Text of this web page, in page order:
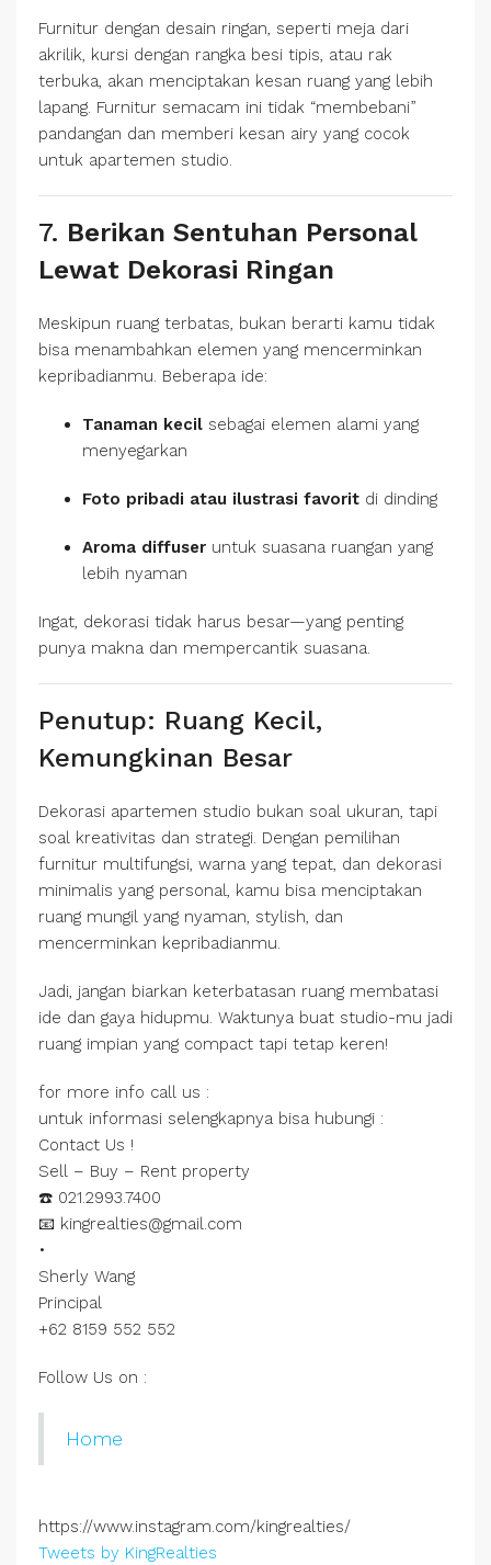
Furnitur dengan desain ringan, seperti meja dari
akrilik, kursi dengan rangka besi tipis, atau rak
terbuka, akan menciptakan kesan ruang yang lebih
lapang. Furnitur semacam ini tidak “membebani”
pandangan dan memberi kesan airy yang cocok
untuk apartemen studio.
7. Berikan Sentuhan Personal
Lewat Dekorasi Ringan
Meskipun ruang terbatas, bukan berarti kamu tidak
bisa menambahkan elemen yang mencerminkan
kepribadianmu. Beberapa ide:
Tanaman kecil sebagai elemen alami yang
menyegarkan
Foto pribadi atau ilustrasi favorit di dinding
Aroma diffuser untuk suasana ruangan yang
lebih nyaman
Ingat, dekorasi tidak harus besar—yang penting
punya makna dan mempercantik suasana.
Penutup: Ruang Kecil,
Kemungkinan Besar
Dekorasi apartemen studio bukan soal ukuran, tapi
soal kreativitas dan strategi. Dengan pemilihan
furnitur multifungsi, warna yang tepat, dan dekorasi
minimalis yang personal, kamu bisa menciptakan
ruang mungil yang nyaman, stylish, dan
mencerminkan kepribadianmu.
Jadi, jangan biarkan keterbatasan ruang membatasi
ide dan gaya hidupmu. Waktunya buat studio-mu jadi
ruang impian yang compact tapi tetap keren!
for more info call us :
untuk informasi selengkapnya bisa hubungi :
Contact Us !
Sell – Buy – Rent property
☎️ 021.2993.7400
📧 kingrealties@gmail.com
•
Sherly Wang
Principal
+62 8159 552 552
Follow Us on :
Home
https://www.instagram.com/kingrealties/
Tweets by KingRealties